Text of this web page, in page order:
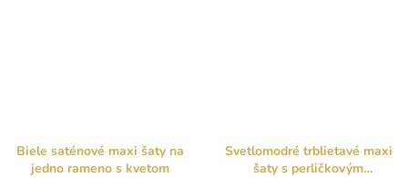
Biele saténové maxi šaty na
jedno rameno s kvetom
Svetlomodré trblietavé maxi
šaty s perličkovým